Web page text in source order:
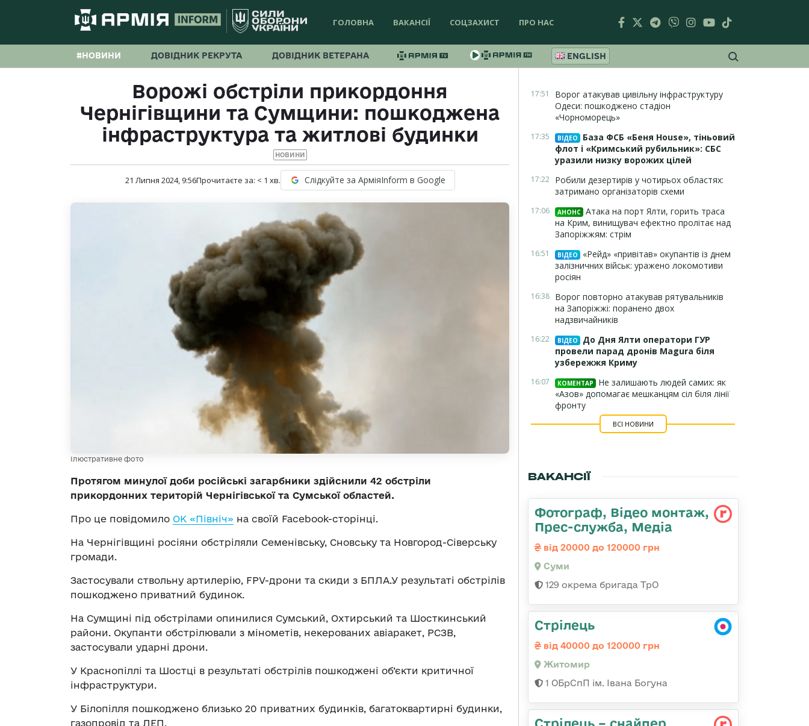
ГОЛОВНА ВАКАНСІЇ СОЦЗАХИСТ ПРО НАС
#НОВИНИ ДОВІДНИК РЕКРУТА ДОВІДНИК ВЕТЕРАНА ENGLISH
Ворожі обстріли прикордоння
Чернігівщини та Сумщини: пошкоджена
інфраструктура та житлові будинки
НОВИНИ
21 Липня 2024, 9:56Прочитаєте за: < 1 хв. Слідкуйте за АрміяInform в Google
Ілюстративне фото
Протягом минулої доби російські загарбники здійснили 42 обстріли
прикордонних територій Чернігівської та Сумської областей.
Про це повідомило ОК «Північ» на своїй Facebook-сторінці.
На Чернігівщині росіяни обстріляли Семенівську, Сновську та Новгород-Сіверську
громади.
Застосували ствольну артилерію, FPV-дрони та скиди з БПЛА.У результаті обстрілів
пошкоджено приватний будинок.
На Сумщині під обстрілами опинилися Сумський, Охтирський та Шосткинський
райони. Окупанти обстрілювали з мінометів, некерованих авіаракет, РСЗВ,
застосували ударні дрони.
У Краснопіллі та Шостці в результаті обстрілів пошкоджені об’єкти критичної
інфраструктури.
У Білопілля пошкоджено близько 20 приватних будинків, багатоквартирні будинки,
газопровід та ЛЕП.
17:51
Ворог атакував цивільну інфраструктуру
Одеси: пошкоджено стадіон
«Чорноморець»
17:35 ВІДЕО
База ФСБ «Беня House», тіньовий
флот і «Кримський рубильник»: СБС
уразили низку ворожих цілей
17:22 Робили дезертирів у чотирьох областях:
затримано організаторів схеми
17:06 АНОНС Атака на порт Ялти, горить траса
на Крим, винищувач ефектно пролітає над
Запоріжжям: стрім
16:51 ВІДЕО
«Рейд» «привітав» окупантів із днем
залізничних військ: уражено локомотиви
росіян
16:38 Ворог повторно атакував рятувальників
на Запоріжжі: поранено двох
надзвичайників
16:22 ВІДЕО
До Дня Ялти оператори ГУР
провели парад дронів Magura біля
узбережжя Криму
16:07 КОМЕНТАР
Не залишають людей самих: як
«Азов» допомагає мешканцям сіл біля лінії
фронту
ВСІ НОВИНИ
ВАКАНСІЇ
Фотограф, Відео монтаж,
Прес-служба, Медіа
від 20000 до 120000 грн
Суми
129 окрема бригада ТрО
Стрілець
від 40000 до 120000 грн
Житомир
1 ОБрСпП ім. Івана Богуна
Стрілець – снайпер